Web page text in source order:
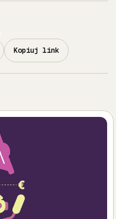
Kopiuj link